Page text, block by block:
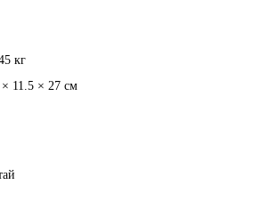
кг
× 11.5 × 27 см